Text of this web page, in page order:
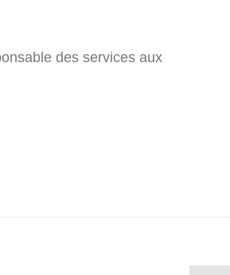
des services aux